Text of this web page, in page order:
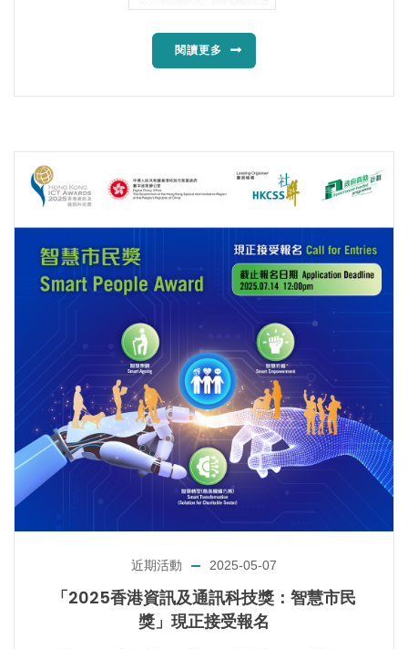
閱讀更多
近期活動 2025-05-07
「2025香港資訊及通訊科技獎：智慧市民
獎」現正接受報名